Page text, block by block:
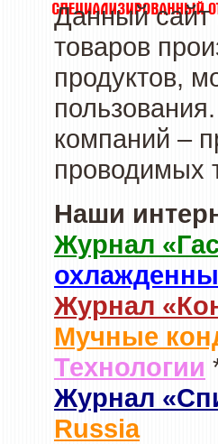
Данный сайт
товаров
продуктов,
компаний –
проводимых
Наши
Журнал
Журнал
Мучные
Технологии
Журнал
Russia